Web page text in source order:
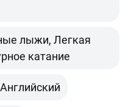
лыжи, Легкая
катание